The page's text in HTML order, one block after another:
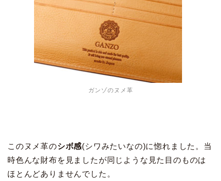
ガンゾのヌメ革
このヌメ革のシボ感(シワみたいなの)に惚れました。当
時色んな財布を見ましたが同じような見た目のものは
ほとんどありませんでした。